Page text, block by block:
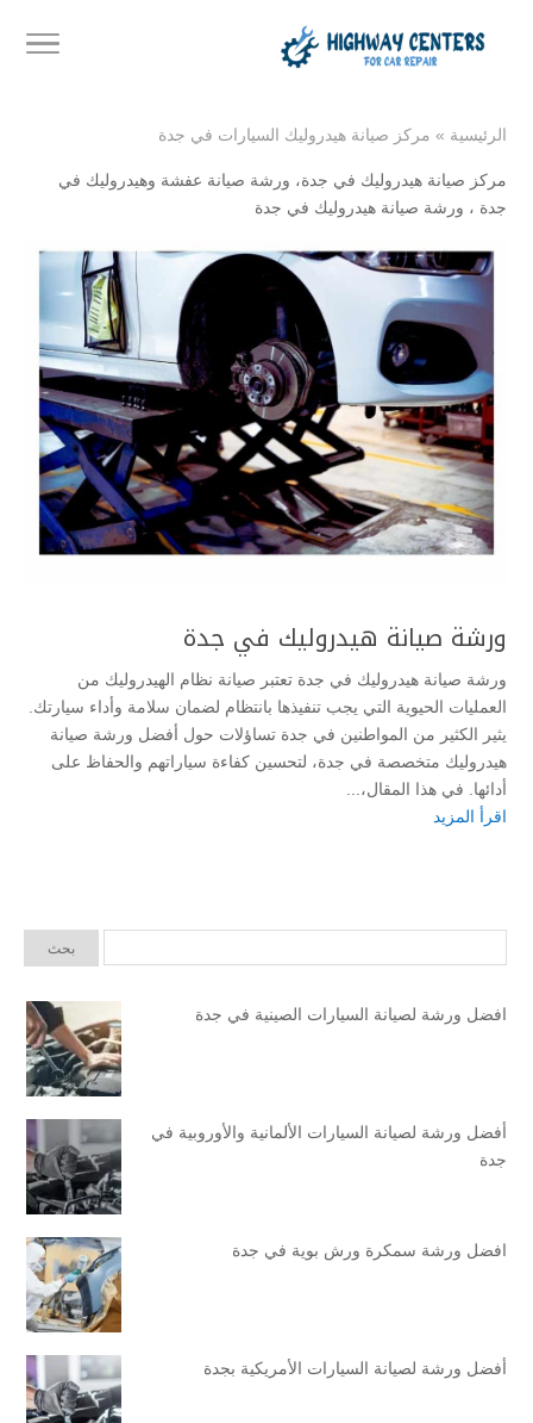
الرئيسية » مركز صيانة هيدروليك السيارات في جدة
مركز صيانة هيدروليك في جدة، ورشة صيانة عفشة وهيدروليك في
جدة ، ورشة صيانة هيدروليك في جدة
ورشة صيانة هيدروليك في جدة
ورشة صيانة هيدروليك في جدة تعتبر صيانة نظام الهيدروليك من
العمليات الحيوية التي يجب تنفيذها بانتظام لضمان سلامة وأداء سيارتك.
يثير الكثير من المواطنين في جدة تساؤلات حول أفضل ورشة صيانة
هيدروليك متخصصة في جدة، لتحسين كفاءة سياراتهم والحفاظ على
أدائها. في هذا المقال،...
اقرأ المزيد
افضل ورشة لصيانة السيارات الصينية في جدة
أفضل ورشة لصيانة السيارات الألمانية والأوروبية في
جدة
افضل ورشة سمكرة ورش بوية في جدة
أفضل ورشة لصيانة السيارات الأمريكية بجدة